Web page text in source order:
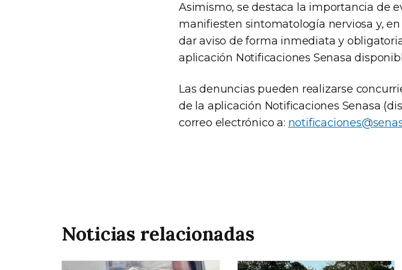
Asimismo, se destaca la importancia de
manifiesten sintomatología nerviosa y,
dar aviso de forma inmediata y
aplicación Notificaciones Senasa
Las denuncias pueden realizarse
de la aplicación Notificaciones Senasa
correo electrónico a:
Noticias relacionadas